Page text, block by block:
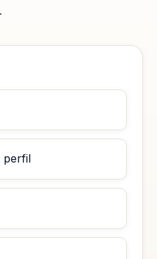
perfil